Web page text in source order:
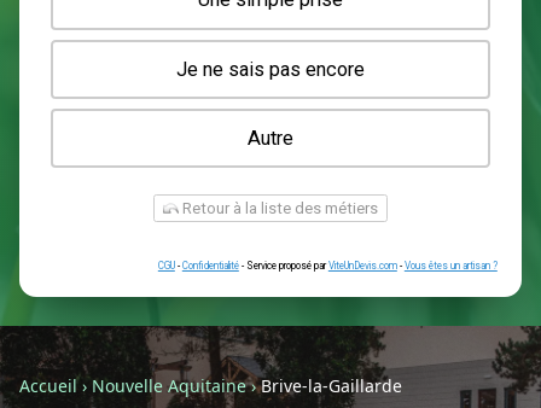
Une wallbox en monophasé (7kW)
Une prise renforcée (type greenup)
Une simple prise
Je ne sais pas encore
Autre
Accueil› Nouvelle Aquitaine›Brive-la-Gaillarde